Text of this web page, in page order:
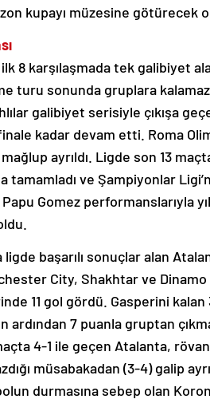
kupayı müzesine götürecek
8 karşılaşmada tek galibiyet
turu sonunda gruplara
galibiyet serisiyle çıkışa
kadar devam etti. Roma
ayrıldı. Ligde son 13
tamamladı ve Şampiyonlar
Gomez performanslarıyla
başarılı sonuçlar alan
City, Shakhtar ve
11 gol gördü. Gasperini
ardından 7 puanla gruptan
maçta 4-1 ile geçen Atalanta,
müsabakadan (3-4) galip
durmasına sebep olan